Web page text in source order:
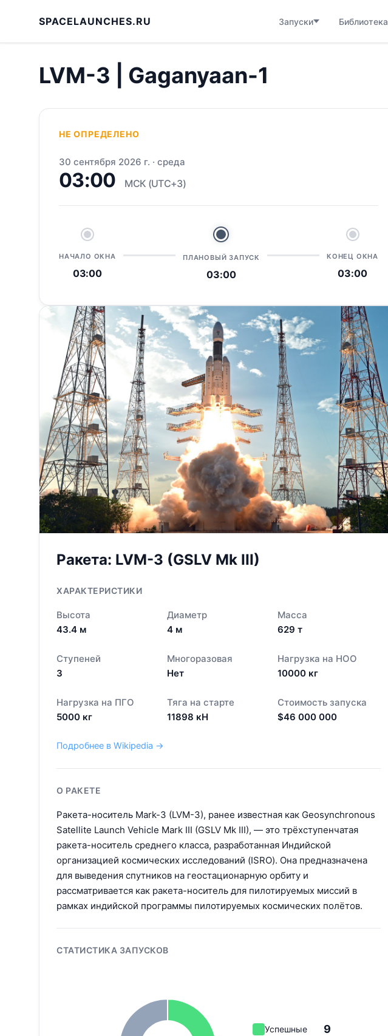
SPACELAUNCHES.RU Запуски Библиотека
LVM-3 | Gaganyaan-1
НЕ ОПРЕДЕЛЕНО
30 сентября 2026 г. · среда
03:00 МСК (UTC+3)
НАЧАЛО ОКНА
03:00
ПЛАНОВЫЙ ЗАПУСК
03:00
КОНЕЦ ОКНА
03:00
Ракета: LVM-3 (GSLV Mk III)
ХАРАКТЕРИСТИКИ
Высота
43.4 м
Диаметр
4 м
Масса
629 т
Ступеней
3
Многоразовая
Нет
Нагрузка на НОО
10000 кг
Нагрузка на ПГО
5000 кг
Тяга на старте
11898 кН
Стоимость запуска
$46 000 000
Подробнее в Wikipedia →
О РАКЕТЕ
Ракета-носитель Mark-3 (LVM-3), ранее известная как Geosynchronous
Satellite Launch Vehicle Mark III (GSLV Mk III), — это трёхступенчатая
ракета-носитель среднего класса, разработанная Индийской
организацией космических исследований (ISRO). Она предназначена
для выведения спутников на геостационарную орбиту и
рассматривается как ракета-носитель для пилотируемых миссий в
рамках индийской программы пилотируемых космических полётов.
СТАТИСТИКА ЗАПУСКОВ
Успешные 9